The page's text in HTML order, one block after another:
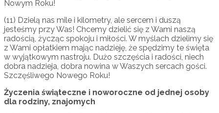
Nowym Roku!
(11) Dzielą nas mile i kilometry, ale sercem i duszą
jesteśmy przy Was! Chcemy dzielić się z Wami naszą
radością, życząc spokoju i miłości. W myślach dzielimy się
z Wami opłatkiem mając nadzieję, że spędzimy te święta
w wyjątkowym nastroju. Dużo szczęścia i radości, niech
dobra nadzieja, dobra nowina w Waszych sercach gości.
Szczęśliwego Nowego Roku!
Życzenia świąteczne i noworoczne od jednej osoby
dla rodziny, znajomych